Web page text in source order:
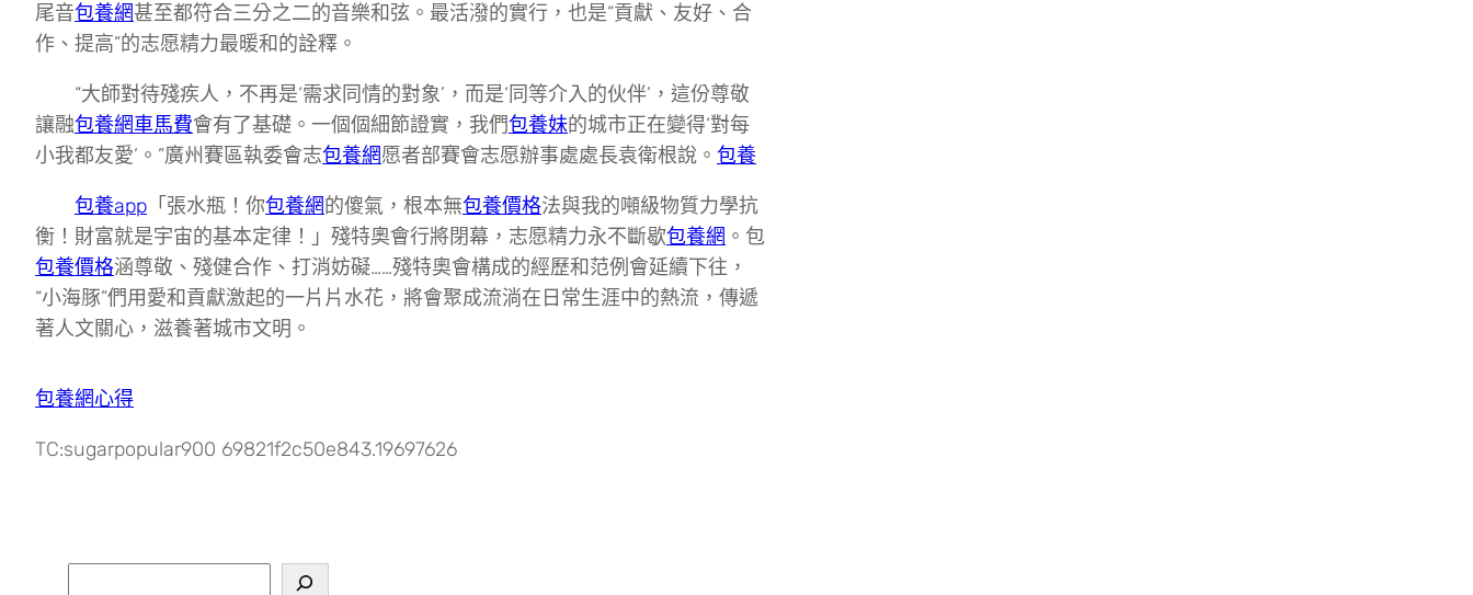
尾音包養網甚至都符合三分之二的音樂和弦。最活潑的實行，也是“貢獻、友好、合
作、提高”的志愿精力最暖和的詮釋。
“大師對待殘疾人，不再是‘需求同情的對象’，而是‘同等介入的伙伴’，這份尊敬
讓融包養網車馬費會有了基礎。一個個細節證實，我們包養妹的城市正在變得‘對每
小我都友愛’。”廣州賽區執委會志包養網愿者部賽會志愿辦事處處長袁衛根說。 包養
包養app 「張水瓶！你包養網的傻氣，根本無包養價格法與我的噸級物質力學抗
衡！財富就是宇宙的基本定律！」殘特奧會行將閉幕，志愿精力永不斷歇包養網 。包
包養價格涵尊敬、殘健合作、打消妨礙……殘特奧會構成的經歷和范例會延續下往，
“小海豚”們用愛和貢獻激起的一片片水花，將會聚成流淌在日常生涯中的熱流，傳遞
著人文關心，滋養著城市文明。
包養網心得
TC:sugarpopular900 69821f2c50e843.19697626